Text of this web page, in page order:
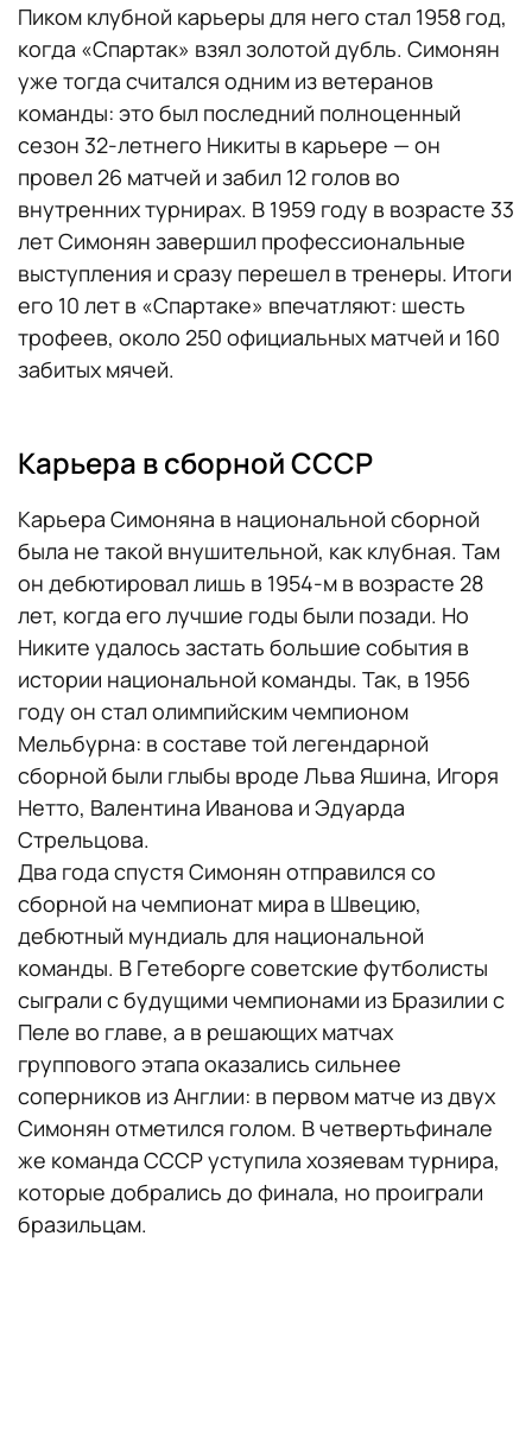
Пиком клубной карьеры для него стал 1958 год,
когда «Спартак» взял золотой дубль. Симонян
уже тогда считался одним из ветеранов
команды: это был последний полноценный
сезон 32-летнего Никиты в карьере — он
провел 26 матчей и забил 12 голов во
внутренних турнирах. В 1959 году в возрасте 33
лет Симонян завершил профессиональные
выступления и сразу перешел в тренеры. Итоги
его 10 лет в «Спартаке» впечатляют: шесть
трофеев, около 250 официальных матчей и 160
забитых мячей.
Карьера в сборной СССР
Карьера Симоняна в национальной сборной
была не такой внушительной, как клубная. Там
он дебютировал лишь в 1954-м в возрасте 28
лет, когда его лучшие годы были позади. Но
Никите удалось застать большие события в
истории национальной команды. Так, в 1956
году он стал олимпийским чемпионом
Мельбурна: в составе той легендарной
сборной были глыбы вроде Льва Яшина, Игоря
Нетто, Валентина Иванова и Эдуарда
Стрельцова.
Два года спустя Симонян отправился со
сборной на чемпионат мира в Швецию,
дебютный мундиаль для национальной
команды. В Гетеборге советские футболисты
сыграли с будущими чемпионами из Бразилии с
Пеле во главе, а в решающих матчах
группового этапа оказались сильнее
соперников из Англии: в первом матче из двух
Симонян отметился голом. В четвертьфинале
же команда СССР уступила хозяевам турнира,
которые добрались до финала, но проиграли
бразильцам.